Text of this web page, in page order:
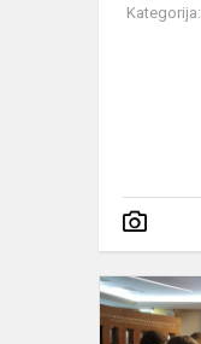
Kategorija: